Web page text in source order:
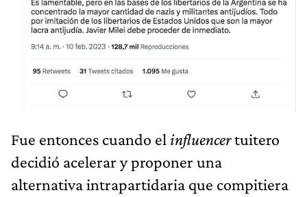
Fue entonces cuando el influencertuitero
decidió acelerar y proponer una
alternativa intrapartidaria que compitiera